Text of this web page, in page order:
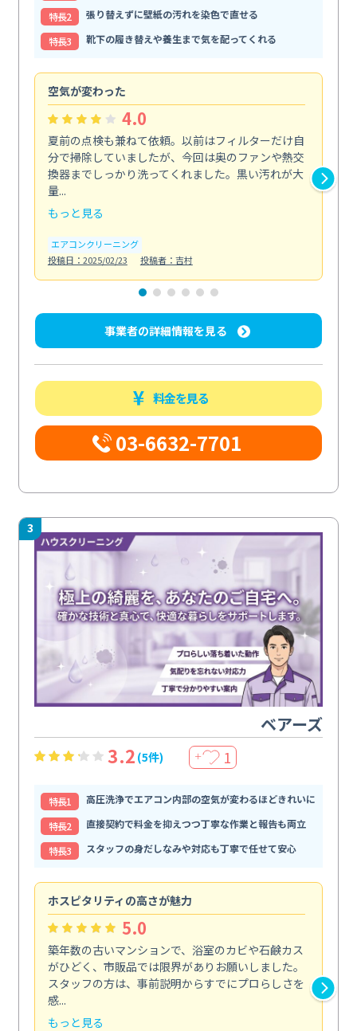
特⻑2
張り替えずに壁紙の汚れを染色で直せる
特⻑3
靴下の履き替えや養生まで気を配ってくれる
空気が変わった
4.0
夏前の点検も兼ねて依頼。以前はフィルターだけ自
分で掃除していましたが、今回は奥のファンや熱交
換器までしっかり洗ってくれました。黒い汚れが大
量...
もっと見る
エアコンクリーニング
投稿日：2025/02/23
投稿者：吉村
事業者の詳細情報を見る
料金を見る
03-6632-7701
3
ベアーズ
3.2 (5件) ＋ 1
特⻑1
高圧洗浄でエアコン内部の空気が変わるほどきれいに
特⻑2
直接契約で料金を抑えつつ丁寧な作業と報告も両立
特⻑3
スタッフの身だしなみや対応も丁寧で任せて安心
ホスピタリティの高さが魅力
5.0
築年数の古いマンションで、浴室のカビや石鹸カス
がひどく、市販品では限界がありお願いしました。
スタッフの方は、事前説明からすでにプロらしさを
感...
もっと見る